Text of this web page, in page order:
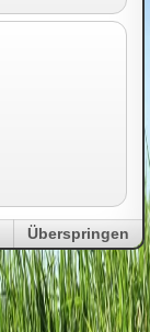
Überspringen